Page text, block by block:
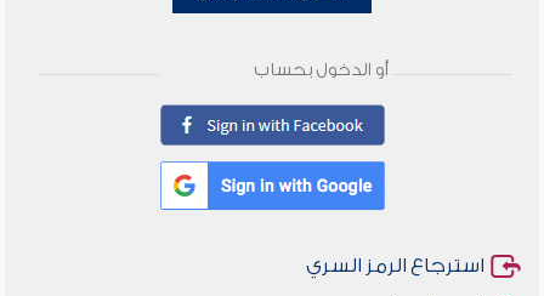
أو الدخول بحساب
استرجاع الرمز السري